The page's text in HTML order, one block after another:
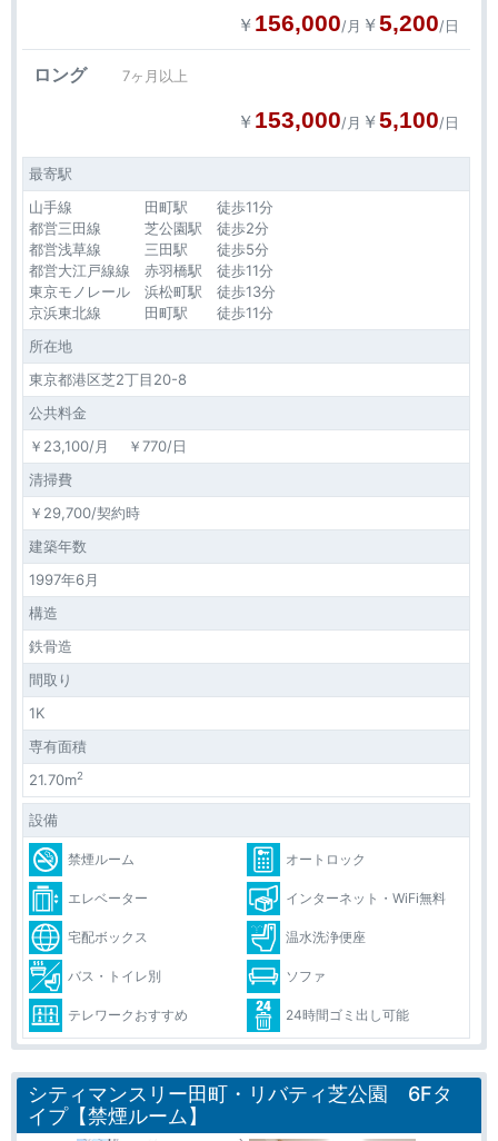
￥ 156,000/月 ￥5,200/日
ロング 7ヶ月以上
￥ 153,000/月 ￥5,100/日
最寄駅
山手線 田町駅 徒歩11分
都営三田線 芝公園駅 徒歩2分
都営浅草線 三田駅 徒歩5分
都営大江戸線線 赤羽橋駅 徒歩11分
東京モノレール 浜松町駅 徒歩13分
京浜東北線 田町駅 徒歩11分
所在地
東京都港区芝2丁目20-8
公共料金
￥23,100/月 ￥770/日
清掃費
￥29,700/契約時
建築年数
1997年6月
構造
鉄骨造
間取り
1K
専有面積
21.70m2
設備
禁煙ルーム オートロック
エレベーター インターネット・WiFi無料
宅配ボックス 温水洗浄便座
バス・トイレ別 ソファ
テレワークおすすめ 24時間ゴミ出し可能
シティマンスリー田町・リバティ芝公園 6Fタ
イプ【禁煙ルーム】